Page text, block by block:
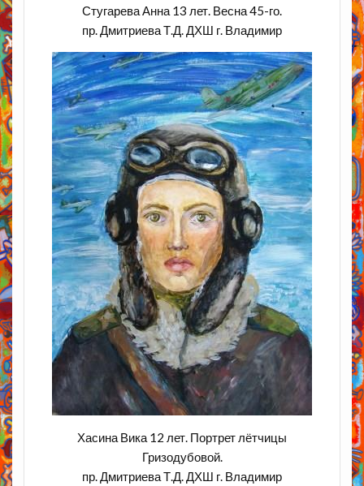
Стугарева Анна 13 лет. Весна 45-го.
пр. Дмитриева Т.Д. ДХШ г. Владимир
Хасина Вика 12 лет. Портрет лётчицы
Гризодубовой.
пр. Дмитриева Т.Д. ДХШ г. Владимир